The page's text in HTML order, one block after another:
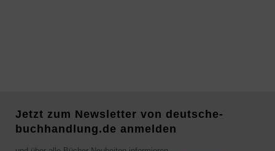
Jetzt zum Newsletter von deutsche-
buchhandlung.de anmelden